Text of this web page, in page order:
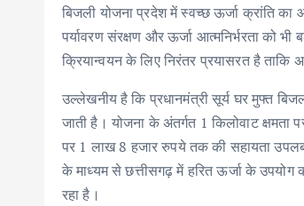
बिजली योजना प्रदेश में स्वच्छ ऊर्जा क्रांति
पर्यावरण संरक्षण और ऊर्जा आत्मनिर्भरता को
क्रियान्वयन के लिए निरंतर प्रयासरत है
उल्लेखनीय है कि प्रधानमंत्री सूर्य घर मुफ्त
जाती है। योजना के अंतर्गत 1 किलोवाट
पर 1 लाख 8 हजार रुपये तक की सहायता
के माध्यम से छत्तीसगढ़ में हरित ऊर्जा के उपयोग
रहा है।